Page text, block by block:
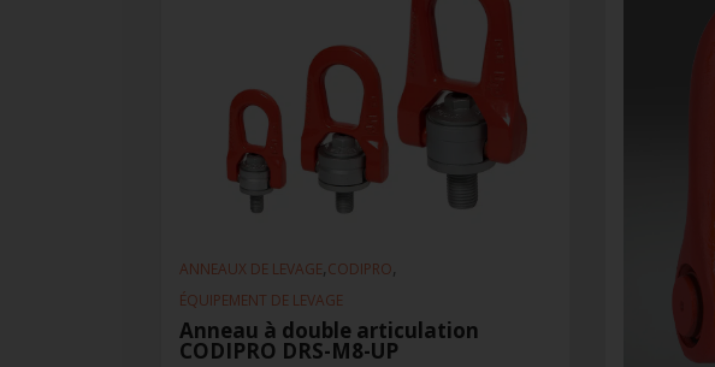
ANNEAUX DE LEVAGE,CODIPRO,
ÉQUIPEMENT DE LEVAGE
Anneau à double articulation
CODIPRO DRS-M8-UP